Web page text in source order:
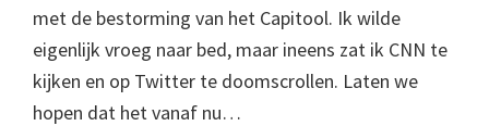
met de bestorming van het Capitool. Ik wilde
eigenlijk vroeg naar bed, maar ineens zat ik CNN te
kijken en op Twitter te doomscrollen. Laten we
hopen dat het vanaf nu…